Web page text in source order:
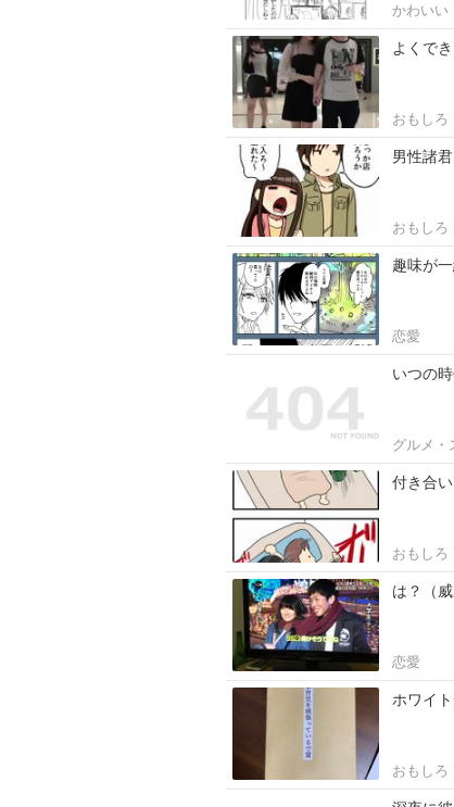
かわいい
よくで
おもしろ
男性諸
おもしろ
趣味が
恋愛
いつの
グルメ・
付き合
おもしろ
は？（
恋愛
ホワイ
おもしろ